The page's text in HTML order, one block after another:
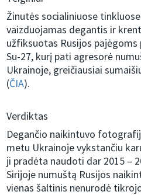
Žinutės socialiniuose
vaizduojamas degantis ir
užfiksuotas Rusijos
Su-27, kurį pati agresorė
Ukrainoje, greičiausiai
(ČIA).
Verdiktas
Degančio naikintuvo
metu Ukrainoje vykstančiu
ji pradėta naudoti dar 2015 –
Sirijoje numuštą Rusijos
vienas šaltinis nenurodė